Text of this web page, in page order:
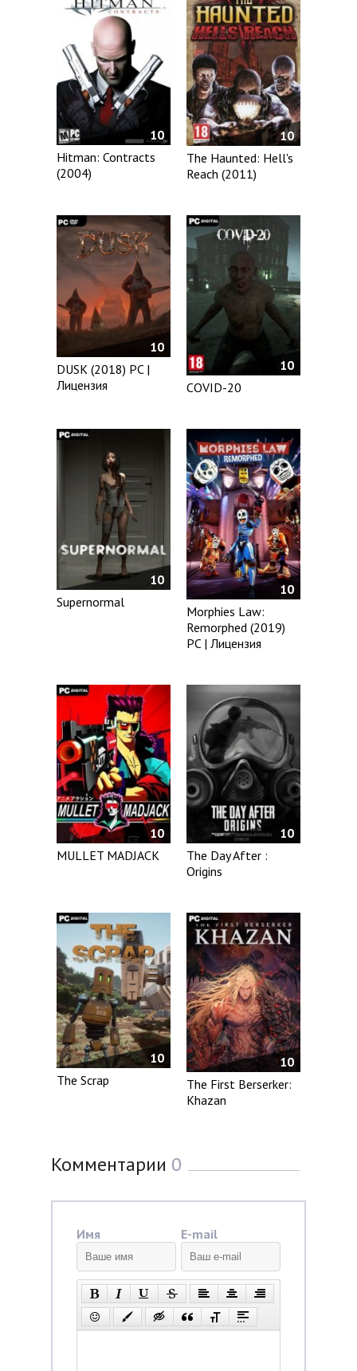
10
Hitman: Contracts
(2004)
10
The Haunted: Hell's
Reach (2011)
10
DUSK (2018) PC |
Лицензия
10
COVID-20
10
Supernormal
10
Morphies Law:
Remorphed (2019)
PC | Лицензия
10
MULLET MADJACK
10
The Day After :
Origins
10
The Scrap
10
The First Berserker:
Khazan
Комментарии 0
Имя E-mail